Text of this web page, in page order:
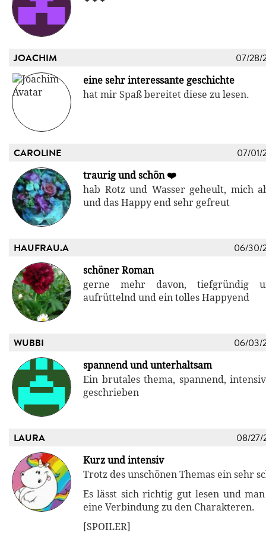
JOACHIM 07/28/
eine sehr interessante geschichte
hat mir Spaß bereitet diese zu lesen.
CAROLINE 07/01/
traurig und schön ❤️
hab Rotz und Wasser geheult, mich
und das Happy end sehr gefreut
HAUFRAU.A 06/30/
schöner Roman
gerne mehr davon, tiefgründig
aufrüttelnd und ein tolles Happyend
WUBBI 06/03/
spannend und unterhaltsam
Ein brutales thema, spannend,
geschrieben
LAURA 08/27/
Kurz und intensiv
Trotz des unschönen Themas ein sehr
Es lässt sich richtig gut lesen und
eine Verbindung zu den Charakteren.
[SPOILER]